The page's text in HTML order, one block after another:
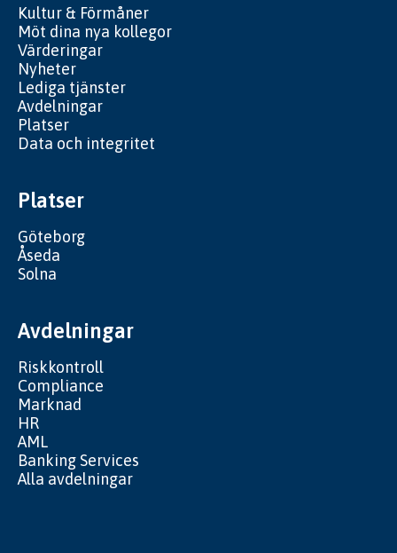
Kultur & Förmåner
Möt dina nya kollegor
Värderingar
Nyheter
Lediga tjänster
Avdelningar
Platser
Data och integritet
Platser
Göteborg
Åseda
Solna
Avdelningar
Riskkontroll
Compliance
Marknad
HR
AML
Banking Services
Alla avdelningar